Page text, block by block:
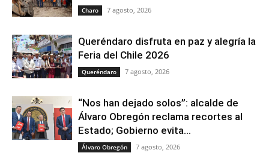
Charo 7 agosto, 2026
Queréndaro disfruta en paz y alegría la
Feria del Chile 2026
Queréndaro 7 agosto, 2026
“Nos han dejado solos”: alcalde de
Álvaro Obregón reclama recortes al
Estado; Gobierno evita...
Álvaro Obregón 7 agosto, 2026